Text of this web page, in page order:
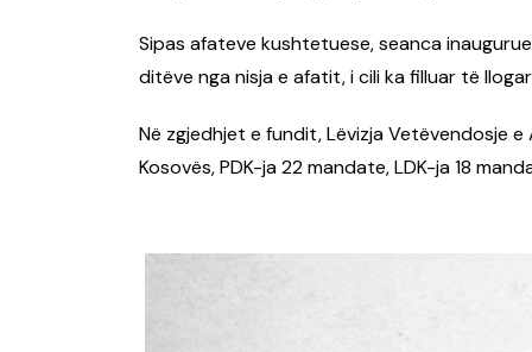
Sipas afateve kushtetuese, seanca
ditëve nga nisja e afatit, i cili ka filluar të
Në zgjedhjet e fundit, Lëvizja Vetëvendosje
Kosovës, PDK-ja 22 mandate, LDK-ja 18